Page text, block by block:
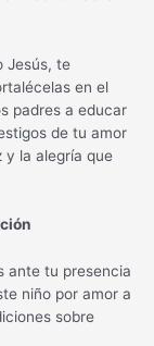
Jesús, te
en el
padres a educar
de tu amor
y la alegría que
ante tu presencia
niño por amor a
sobre